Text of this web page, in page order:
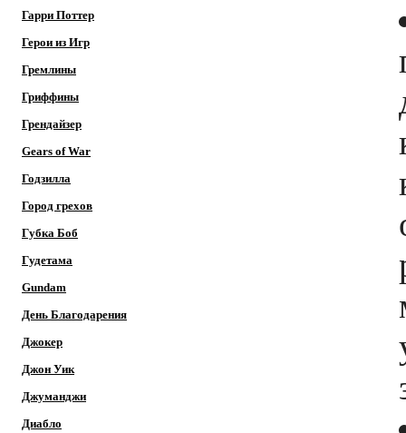
Гарри Поттер
Герои из Игр
Гремлины
Гриффины
Грендайзер
Gears of War
Годзилла
Город грехов
Губка Боб
Гудетама
Gundam
День Благодарения
Джокер
Джон Уик
Джуманджи
Диабло